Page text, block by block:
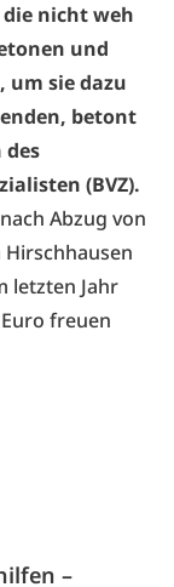
die nicht weh
und
um sie dazu
betont
des
(BVZ).
Abzug von
letzten Jahr
freuen
–